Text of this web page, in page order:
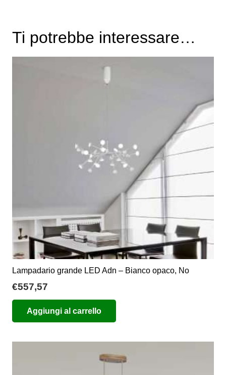
Ti potrebbe interessare…
Lampadario grande LED Adn – Bianco opaco, No
€557,57
Aggiungi al carrello